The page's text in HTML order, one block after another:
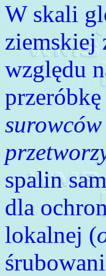
W skali
ziemskiej
względu
spalin
dla
lokalnej (